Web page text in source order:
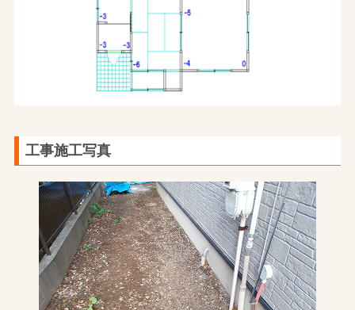
工事施工写真